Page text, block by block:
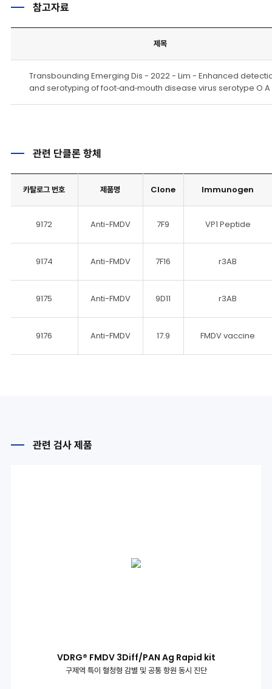
참고자료
제목
Transbounding Emerging Dis - 2022 - Lim - Enhanced
and serotyping of foot‐and‐mouth disease virus serotype O A
관련 단클론 항체
카탈로그 번호 제품명 Clone Immunogen
9172 Anti-FMDV 7F9 VP1 Peptide
9174 Anti-FMDV 7F16 r3AB
9175 Anti-FMDV 9D11 r3AB
9176 Anti-FMDV 17.9 FMDV vaccine
관련 검사 제품
VDRG® FMDV 3Diff/PAN Ag Rapid kit
구제역 특이 혈청형 감별 및 공통 항원 동시 진단